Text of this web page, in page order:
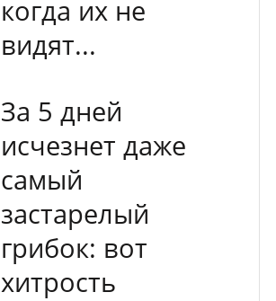
когда их не
видят...
За 5 дней
исчезнет даже
самый
застарелый
грибок: вот
хитрость